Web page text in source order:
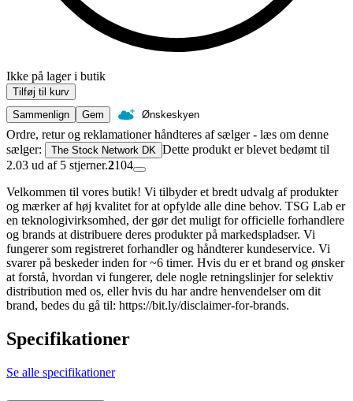
Ikke på lager i butik
Tilføj til kurv
Sammenlign
Gem Ønskeskyen
Ordre, retur og reklamationer håndteres af sælger - læs om denne
sælger:
The Stock Network DK Dette produkt er blevet bedømt til
2.03 ud af 5 stjerner.2104
Velkommen til vores butik! Vi tilbyder et bredt udvalg af produkter
og mærker af høj kvalitet for at opfylde alle dine behov. TSG Lab er
en teknologivirksomhed, der gør det muligt for officielle forhandlere
og brands at distribuere deres produkter på markedspladser. Vi
fungerer som registreret forhandler og håndterer kundeservice. Vi
svarer på beskeder inden for ~6 timer. Hvis du er et brand og ønsker
at forstå, hvordan vi fungerer, dele nogle retningslinjer for selektiv
distribution med os, eller hvis du har andre henvendelser om dit
brand, bedes du gå til: https://bit.ly/disclaimer-for-brands.
Specifikationer
Se alle specifikationer